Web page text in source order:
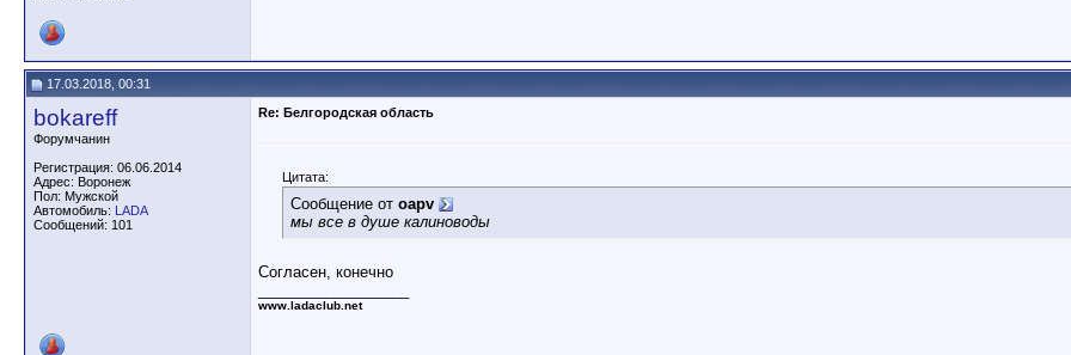
17.03.2018, 00:31
bokareff
Форумчанин
Регистрация: 06.06.2014
Адрес: Воронеж
Пол: Мужской
Автомобиль: LADA
Сообщений: 101
Re: Белгородская область
Цитата:
Сообщение от oapv
мы все в душе калиноводы
Согласен, конечно
www.ladaclub.net